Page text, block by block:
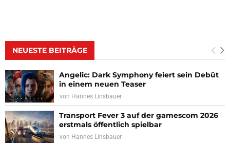
NEUESTE BEITRÄGE
Angelic: Dark Symphony feiert sein Debüt
in einem neuen Teaser
von Hannes Linsbauer
Transport Fever 3 auf der gamescom 2026
erstmals öffentlich spielbar
von Hannes Linsbauer